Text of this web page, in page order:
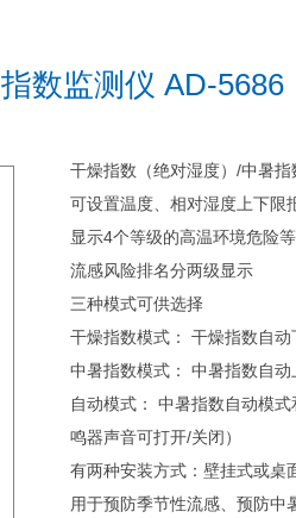
数监测仪 AD-5686
干燥指数（绝对湿度）/中暑
可设置温度、相对湿度上下限
显示4个等级的高温环境危险
流感风险排名分两级显示
三种模式可供选择
干燥指数模式： 干燥指数自动
中暑指数模式： 中暑指数自动
自动模式： 中暑指数自动模
鸣器声音可打开/关闭）
有两种安装方式：壁挂式或桌
用于预防季节性流感、预防中